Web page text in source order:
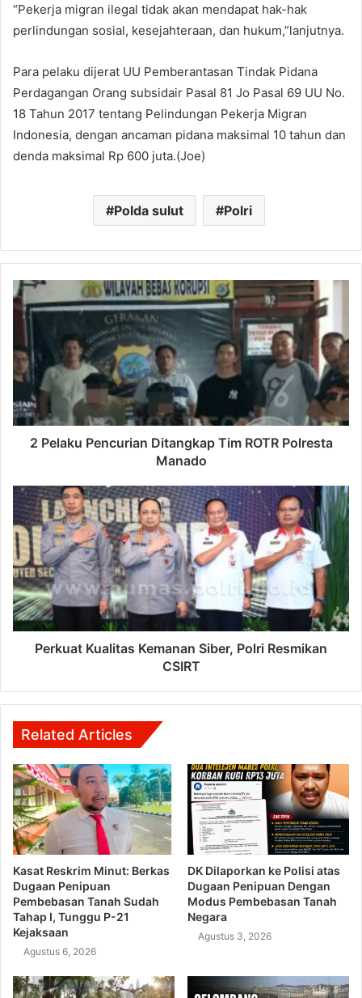
“Pekerja migran ilegal tidak akan mendapat hak-hak
perlindungan sosial, kesejahteraan, dan hukum,”lanjutnya.
Para pelaku dijerat UU Pemberantasan Tindak Pidana
Perdagangan Orang subsidair Pasal 81 Jo Pasal 69 UU No.
18 Tahun 2017 tentang Pelindungan Pekerja Migran
Indonesia, dengan ancaman pidana maksimal 10 tahun dan
denda maksimal Rp 600 juta.(Joe)
Polda sulut Polri
2 Pelaku Pencurian Ditangkap Tim ROTR Polresta
Manado
Perkuat Kualitas Kemanan Siber, Polri Resmikan
CSIRT
Related Articles
Kasat Reskrim Minut: Berkas
Dugaan Penipuan
Pembebasan Tanah Sudah
Tahap I, Tunggu P-21
Kejaksaan
Agustus 6, 2026
DK Dilaporkan ke Polisi atas
Dugaan Penipuan Dengan
Modus Pembebasan Tanah
Negara
Agustus 3, 2026